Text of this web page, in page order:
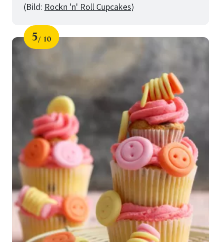
(Bild: Rockn 'n' Roll Cupcakes)
Schritt
5
von
10
für
Tipps
perfekte
Cupcakes